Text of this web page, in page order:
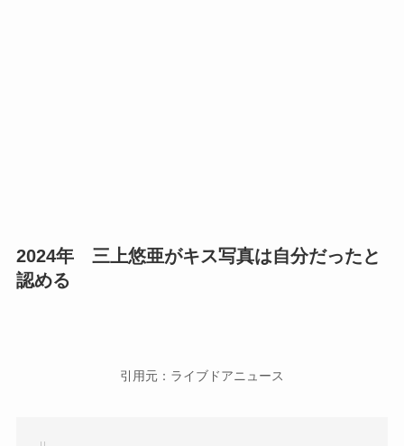
2024年 三上悠亜がキス写真は自分だったと
認める
引用元：ライブドアニュース